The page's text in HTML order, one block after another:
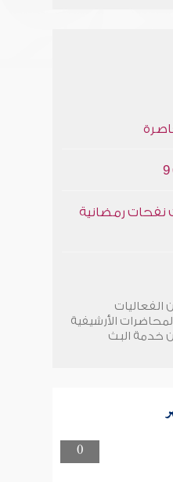
رمضانية
الفعاليات
الأرشيفية
خدمة البث
0